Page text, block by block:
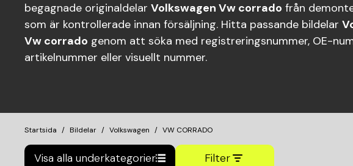
begagnade originaldelar Volkswagen Vw corrado från
som är kontrollerade innan försäljning. Hitta passande bildelar
Vw corrado genom att söka med registreringsnummer, OE-
artikelnummer eller visuellt nummer.
Startsida Bildelar Volkswagen VW CORRADO
Visa alla underkategorier Filter